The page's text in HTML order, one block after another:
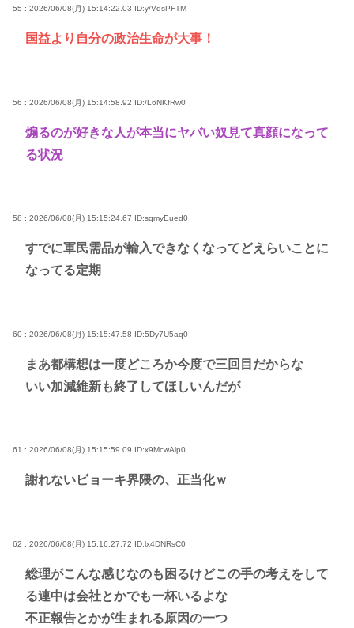
55 : 2026/06/08(月) 15:14:22.03 ID:y/VdsPFTM
国益より自分の政治生命が大事！
56 : 2026/06/08(月) 15:14:58.92 ID:/L6NKfRw0
煽るのが好きな人が本当にヤバい奴見て真顔になって
る状況
58 : 2026/06/08(月) 15:15:24.67 ID:sqmyEued0
すでに軍民需品が輸入できなくなってどえらいことに
なってる定期
60 : 2026/06/08(月) 15:15:47.58 ID:5Dy7U5aq0
まあ都構想は一度どころか今度で三回目だからな
いい加減維新も終了してほしいんだが
61 : 2026/06/08(月) 15:15:59.09 ID:x9McwAlp0
謝れないビョーキ界隈の、正当化ｗ
62 : 2026/06/08(月) 15:16:27.72 ID:lx4DNRsC0
総理がこんな感じなのも困るけどこの手の考えをして
る連中は会社とかでも一杯いるよな
不正報告とかが生まれる原因の一つ